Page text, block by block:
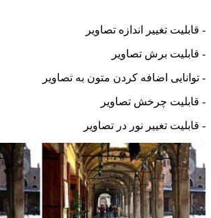
تغییر اندازه تصاویر
برش تصاویر
اضافه کردن متون به تصاویر
چرخش تصاویر
تغییر نور در تصاویر